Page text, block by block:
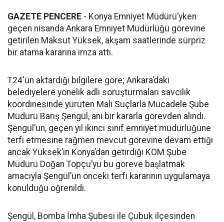
GAZETE PENCERE - Konya Emniyet Müdürü’yken
geçen nisanda Ankara Emniyet Müdürlüğü görevine
getirilen Maksut Yüksek, akşam saatlerinde sürpriz
bir atama kararına imza attı.
T24'ün aktardığı bilgilere göre; Ankara’daki
belediyelere yönelik adli soruşturmaları savcılık
koordinesinde yürüten Mali Suçlarla Mücadele Şube
Müdürü Barış Şengül, ani bir kararla görevden alındı.
Şengül’ün, geçen yıl ikinci sınıf emniyet müdürlüğüne
terfi etmesine rağmen mevcut görevine devam ettiği
ancak Yüksek’in Konya’dan getirdiği KOM Şube
Müdürü Doğan Topçu’yu bu göreve başlatmak
amacıyla Şengül’ün önceki terfi kararının uygulamaya
konulduğu öğrenildi.
Şengül, Bomba İmha Şubesi ile Çubuk ilçesinden